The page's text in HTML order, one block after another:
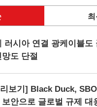
러시아 연결 광케이블도
도 단절
보기] Black Duck,
안으로 글로벌 규제 대